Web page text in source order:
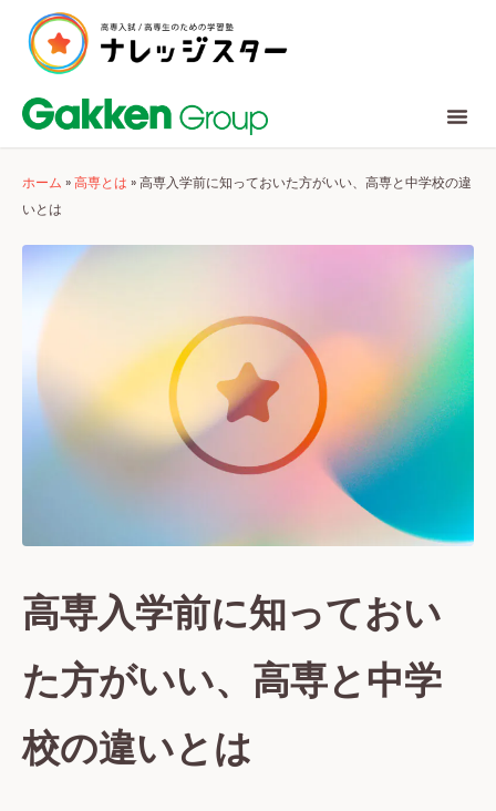
ホーム »高専とは »高専入学前に知っておいた方がいい、高専と中学校の違
いとは
高専入学前に知っておい
た方がいい、高専と中学
校の違いとは